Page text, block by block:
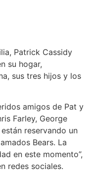
Patrick Cassidy
su hogar,
sus tres hijos y los
amigos de Pat y
Farley, George
reservando un
Bears. La
en este momento”,
redes sociales.